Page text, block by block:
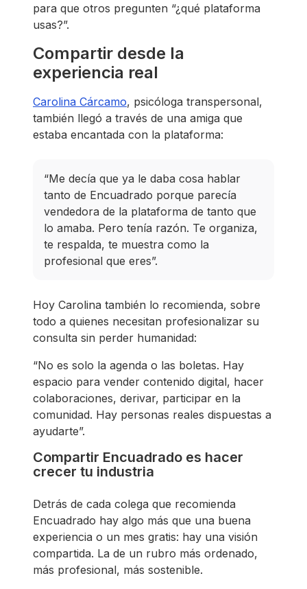
para que otros pregunten “¿qué plataforma
usas?”.
Compartir desde la
experiencia real
Carolina Cárcamo, psicóloga transpersonal,
también llegó a través de una amiga que
estaba encantada con la plataforma:
“Me decía que ya le daba cosa hablar
tanto de Encuadrado porque parecía
vendedora de la plataforma de tanto que
lo amaba. Pero tenía razón. Te organiza,
te respalda, te muestra como la
profesional que eres”.
Hoy Carolina también lo recomienda, sobre
todo a quienes necesitan profesionalizar su
consulta sin perder humanidad:
“No es solo la agenda o las boletas. Hay
espacio para vender contenido digital, hacer
colaboraciones, derivar, participar en la
comunidad. Hay personas reales dispuestas a
ayudarte”.
Compartir Encuadrado es hacer
crecer tu industria
Detrás de cada colega que recomienda
Encuadrado hay algo más que una buena
experiencia o un mes gratis: hay una visión
compartida. La de un rubro más ordenado,
más profesional, más sostenible.